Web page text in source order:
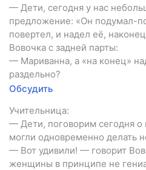
— Дети, сегодня у нас
предложение: «Он подумал-
повертел, и надел её,
Вовочка с задней парты:
— Мариванна, а «на конец»
раздельно?
Обсудить
Учительница:
— Дети, поговорим сегодня о
могли одновременно делать
— Вот удивили! — говорит
женщины в принципе не